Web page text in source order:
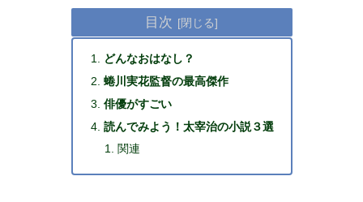
目次
どんなおはなし？
蜷川実花監督の最高傑作
俳優がすごい
読んでみよう！太宰治の小説３選
関連